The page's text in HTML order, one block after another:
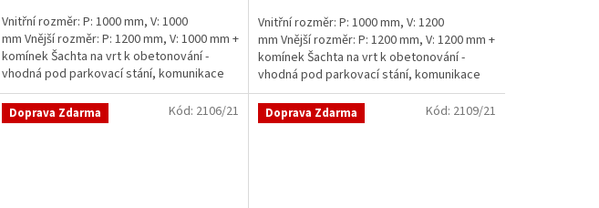
Vnitřní rozměr: P: 1000 mm, V: 1000
mm Vnější rozměr: P: 1200 mm, V: 1000 mm +
komínek Šachta na vrt k obetonování -
vhodná pod parkovací stání, komunikace
nebo do míst...
Vnitřní rozměr: P: 1000 mm, V: 1200
mm Vnější rozměr: P: 1200 mm, V: 1200 mm +
komínek Šachta na vrt k obetonování -
vhodná pod parkovací stání, komunikace
nebo do míst...
Doprava Zdarma Kód: 2106/21 Doprava Zdarma Kód: 2109/21